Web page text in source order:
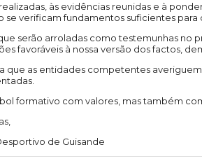
às evidências reunidas e à
se verificam fundamentos suficientes
serão arroladas como testemunhas no
favoráveis à nossa versão dos factos,
que as entidades competentes
formativo com valores, mas também
de Guisande